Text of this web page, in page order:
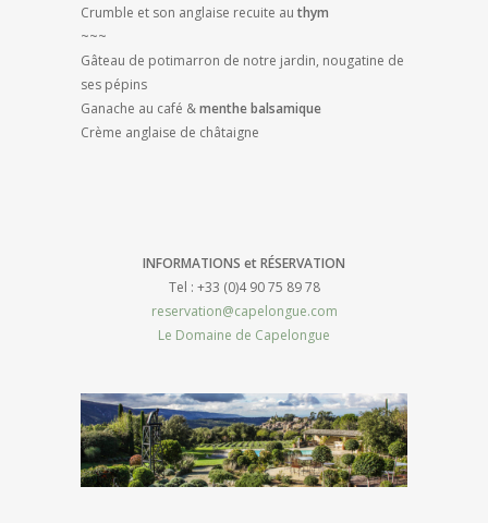
Crumble et son anglaise recuite au thym
~~~
Gâteau de potimarron de notre jardin, nougatine de
ses pépins
Ganache au café &menthe balsamique
Crème anglaise de châtaigne
INFORMATIONS et RÉSERVATION
Tel : +33 (0)4 90 75 89 78
reservation@capelongue.com
Le Domaine de Capelongue